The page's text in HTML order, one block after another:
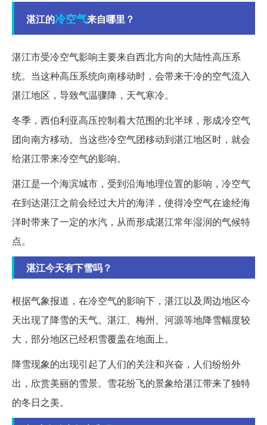
湛江的冷空气来自哪里？
湛江市受冷空气影响主要来自西北方向的大陆性高压系
统。当这种高压系统向南移动时，会带来干冷的空气流入
湛江地区，导致气温骤降，天气寒冷。
冬季，西伯利亚高压控制着大范围的北半球，形成冷空气
团向南方移动。当这些冷空气团移动到湛江地区时，就会
给湛江带来冷空气的影响。
湛江是一个海滨城市，受到沿海地理位置的影响，冷空气
在到达湛江之前会经过大片的海洋，使得冷空气在途经海
洋时带来了一定的水汽，从而形成湛江常年湿润的气候特
点。
湛江今天有下雪吗？
根据气象报道，在冷空气的影响下，湛江以及周边地区今
天出现了降雪的天气。湛江、梅州、河源等地降雪幅度较
大，部分地区已经积雪覆盖在地面上。
降雪现象的出现引起了人们的关注和兴奋，人们纷纷外
出，欣赏美丽的雪景。雪花纷飞的景象给湛江带来了独特
的冬日之美。